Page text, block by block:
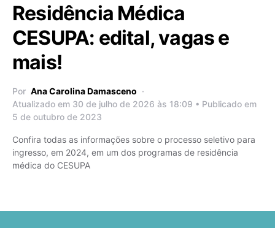
Residência Médica
CESUPA: edital, vagas e
mais!
Por Ana Carolina Damasceno
Atualizado em 30 de julho de 2026 às 18:09 • Publicado em
5 de outubro de 2023
Confira todas as informações sobre o processo seletivo para
ingresso, em 2024, em um dos programas de residência
médica do CESUPA